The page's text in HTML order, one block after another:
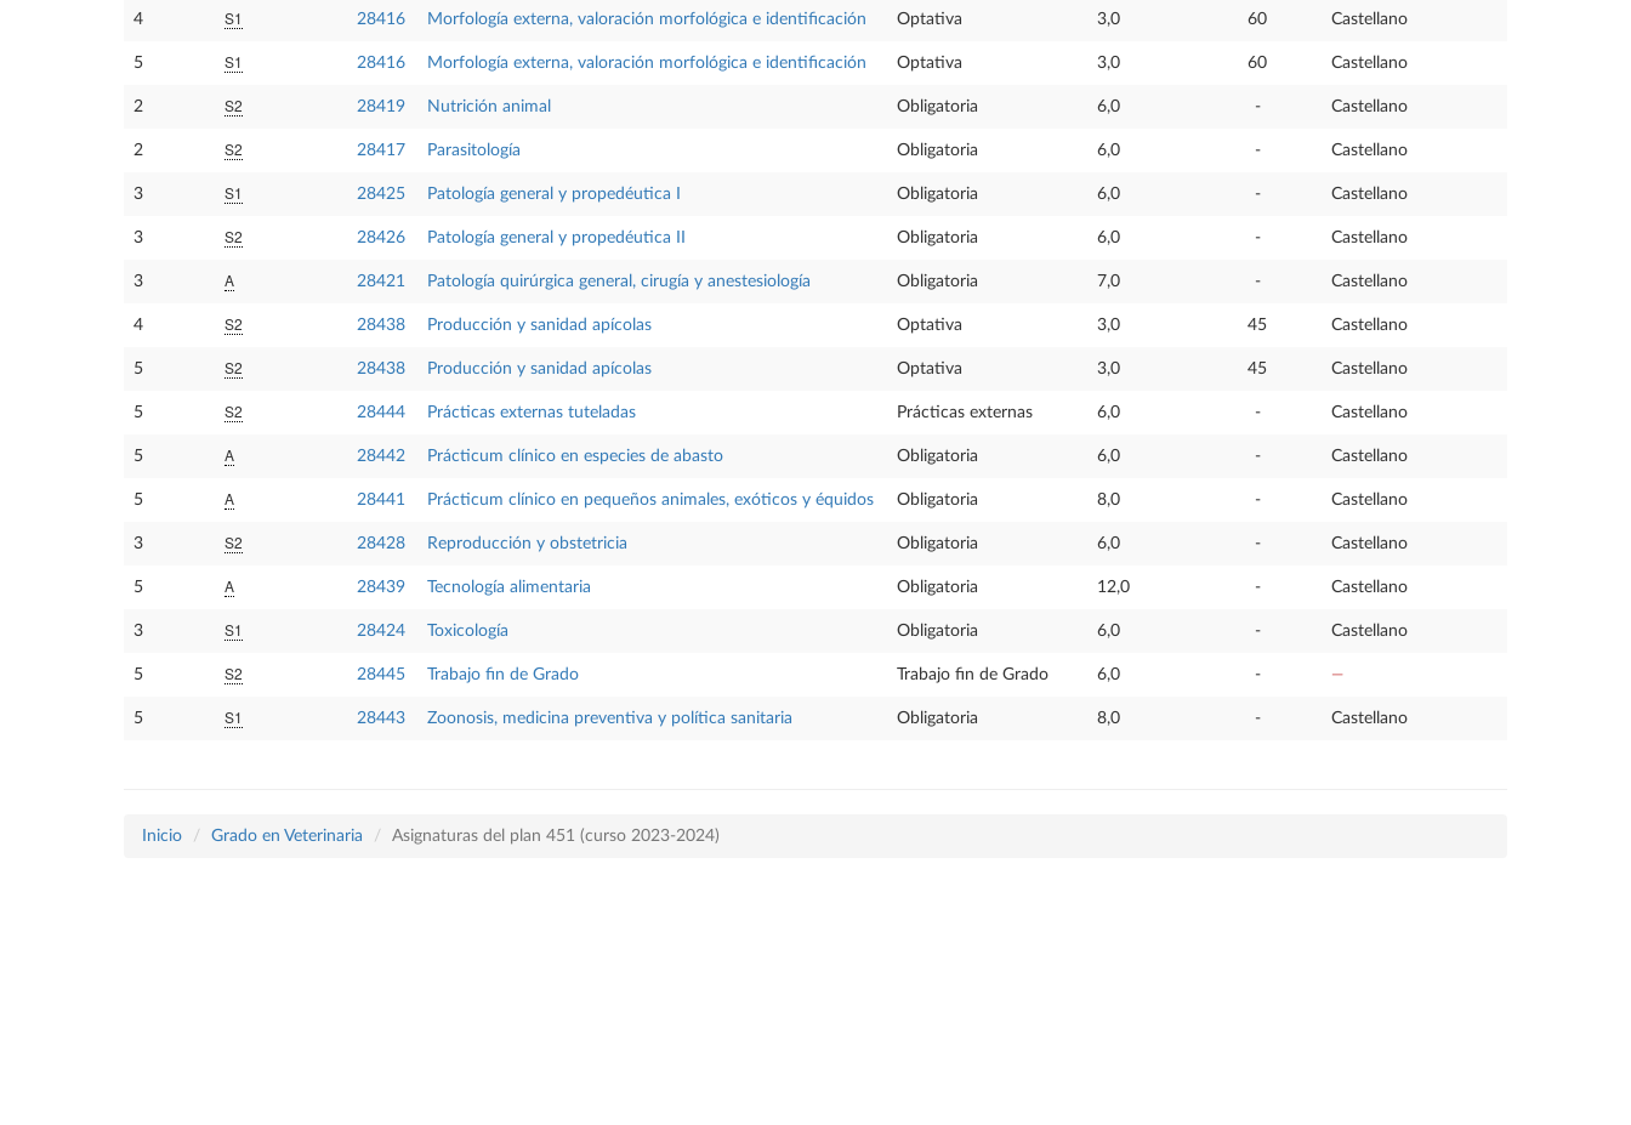
4 S1 28416 Morfología externa, valoración morfológica e identificación Optativa 3,0 60 Castellano
5 S1 28416 Morfología externa, valoración morfológica e identificación Optativa 3,0 60 Castellano
2 S2 28419 Nutrición animal Obligatoria 6,0 - Castellano
2 S2 28417 Parasitología Obligatoria 6,0 - Castellano
3 S1 28425 Patología general y propedéutica I Obligatoria 6,0 - Castellano
3 S2 28426 Patología general y propedéutica II Obligatoria 6,0 - Castellano
3 A 28421 Patología quirúrgica general, cirugía y anestesiología Obligatoria 7,0 - Castellano
4 S2 28438 Producción y sanidad apícolas Optativa 3,0 45 Castellano
5 S2 28438 Producción y sanidad apícolas Optativa 3,0 45 Castellano
5 S2 28444 Prácticas externas tuteladas Prácticas externas 6,0 - Castellano
5 A 28442 Prácticum clínico en especies de abasto Obligatoria 6,0 - Castellano
5 A 28441 Prácticum clínico en pequeños animales, exóticos y équidos Obligatoria 8,0 - Castellano
3 S2 28428 Reproducción y obstetricia Obligatoria 6,0 - Castellano
5 A 28439 Tecnología alimentaria Obligatoria 12,0 - Castellano
3 S1 28424 Toxicología Obligatoria 6,0 - Castellano
5 S2 28445 Trabajo fin de Grado Trabajo fin de Grado 6,0 - —
5 S1 28443 Zoonosis, medicina preventiva y política sanitaria Obligatoria 8,0 - Castellano
Inicio Grado en Veterinaria Asignaturas del plan 451 (curso 2023-2024)